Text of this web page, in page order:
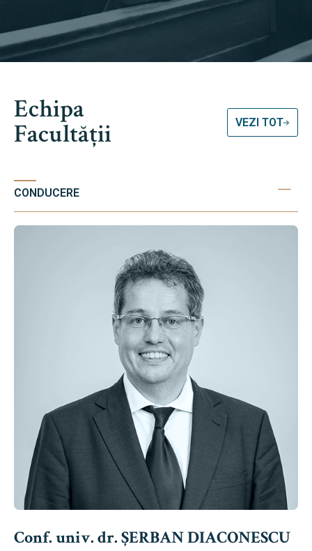
Echipa
Facultății VEZI TOT
CONDUCERE
Conf. univ. dr. ȘERBAN DIACONESCU